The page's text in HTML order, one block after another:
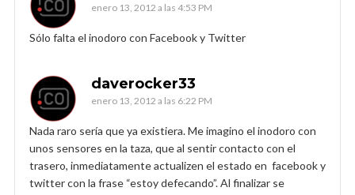
enero 13, 2012 a las 4:53 PM
Sólo falta el inodoro con Facebook y Twitter
daverocker33
enero 13, 2012 a las 6:22 PM
Nada raro sería que ya existiera. Me imagino el inodoro con
unos sensores en la taza, que al sentir contacto con el
trasero, inmediatamente actualizen el estado en facebook y
twitter con la frase “estoy defecando”. Al finalizar se